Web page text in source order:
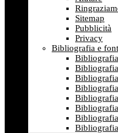
Sitemap
Pubblicità
Privacy
Bibliografia e
Bibliografia